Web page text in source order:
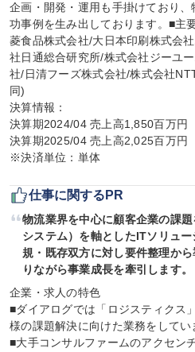
企画・開発・運用も手掛けており
功事例を生み出しております。■主
菱食品株式会社/大日本印刷株式会
社日通総合研究所/株式会社ジーユ
社/日清フーズ株式会社/株式会社
同)
決算情報：
決算期2024/04 売上高1,850百万円
決算期2025/04 売上高2,025百万円
※決済単位：単体
仕事に関するPR
物流業界を中心に顧客企業の課
システム）を軸としたITソリュ
規・既存双方に対し要件整理か
りながら事業成長を牽引します。
企業・求人の特色
■ダイアログでは「ロジスティクス
様の課題解決に向けた業務をしてい
■大手コンサルファームのアクセン